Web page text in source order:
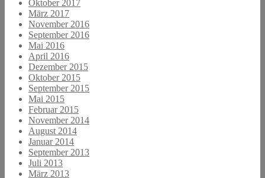
Oktober 2017
März 2017
November 2016
September 2016
Mai 2016
April 2016
Dezember 2015
Oktober 2015
September 2015
Mai 2015
Februar 2015
November 2014
August 2014
Januar 2014
September 2013
Juli 2013
März 2013